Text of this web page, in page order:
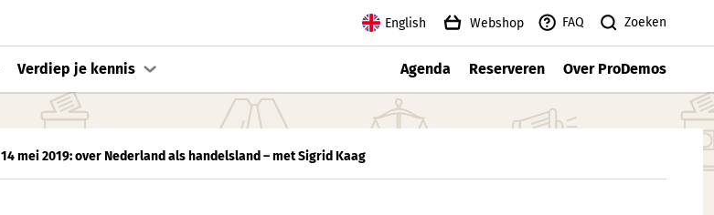
English Webshop FAQ Zoeken
Verdiep je kennis Agenda Reserveren Over ProDemos
14 mei 2019: over Nederland als handelsland – met Sigrid Kaag